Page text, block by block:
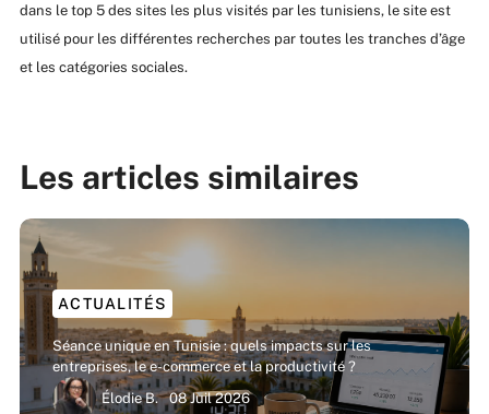
dans le top 5 des sites les plus visités par les tunisiens, le site est
utilisé pour les différentes recherches par toutes les tranches d’âge
et les catégories sociales.
Les articles similaires
ACTUALITÉS
Séance unique en Tunisie : quels impacts sur les
entreprises, le e-commerce et la productivité ?
Élodie B.
08 Juil 2026